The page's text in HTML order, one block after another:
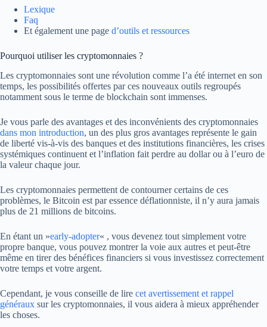
Lexique
Faq
Et également une page d’outils et ressources
Pourquoi utiliser les cryptomonnaies ?
Les cryptomonnaies sont une révolution comme l’a été internet en son
temps, les possibilités offertes par ces nouveaux outils regroupés
notamment sous le terme de blockchain sont immenses.
Je vous parle des avantages et des inconvénients des cryptomonnaies
dans mon introduction, un des plus gros avantages représente le gain
de liberté vis-à-vis des banques et des institutions financières, les crises
systémiques continuent et l’inflation fait perdre au dollar ou à l’euro de
la valeur chaque jour.
Les cryptomonnaies permettent de contourner certains de ces
problèmes, le Bitcoin est par essence déflationniste, il n’y aura jamais
plus de 21 millions de bitcoins.
En étant un »early-adopter« , vous devenez tout simplement votre
propre banque, vous pouvez montrer la voie aux autres et peut-être
même en tirer des bénéfices financiers si vous investissez correctement
votre temps et votre argent.
Cependant, je vous conseille de lire cet avertissement et rappel
généraux sur les cryptomonnaies, il vous aidera à mieux appréhender
les choses.